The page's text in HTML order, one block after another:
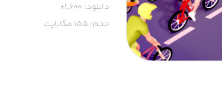
دانلود: 1,600+
حجم: 155 مگابایت